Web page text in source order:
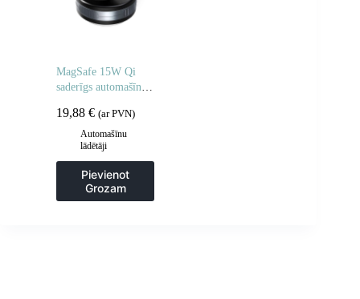
MagSafe 15W Qi
saderīgs automašīnas
melns
19,88 € (ar PVN)
Automašīnu
lādētāji
Pievienot
Grozam